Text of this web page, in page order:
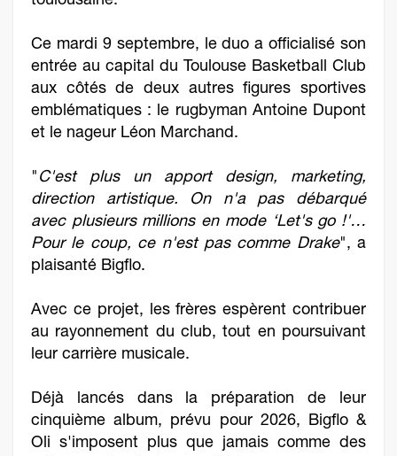
Ce mardi 9 septembre, le duo a officialisé son
entrée au capital du Toulouse Basketball Club
aux côtés de deux autres figures sportives
emblématiques : le rugbyman Antoine Dupont
et le nageur Léon Marchand.
" C'est plus un apport design, marketing,
direction artistique. On n'a pas débarqué
avec plusieurs millions en mode ‘Let's go !'…
Pour le coup, ce n'est pas comme Drake", a
plaisanté Bigflo.
Avec ce projet, les frères espèrent contribuer
au rayonnement du club, tout en poursuivant
leur carrière musicale.
Déjà lancés dans la préparation de leur
cinquième album, prévu pour 2026, Bigflo &
Oli s'imposent plus que jamais comme des